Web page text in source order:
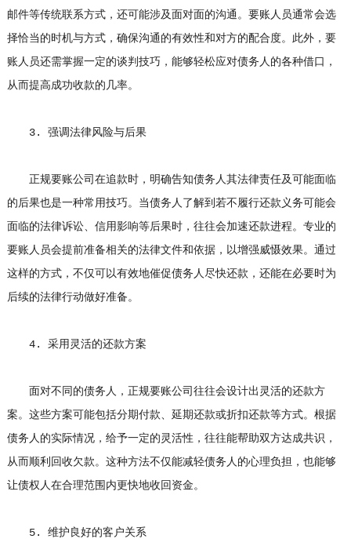
邮件等传统联系方式，还可能涉及面对面的沟通。要账人员通常会选
择恰当的时机与方式，确保沟通的有效性和对方的配合度。此外，要
账人员还需掌握一定的谈判技巧，能够轻松应对债务人的各种借口，
从而提高成功收款的几率。
3. 强调法律风险与后果
正规要账公司在追款时，明确告知债务人其法律责任及可能面临
的后果也是一种常用技巧。当债务人了解到若不履行还款义务可能会
面临的法律诉讼、信用影响等后果时，往往会加速还款进程。专业的
要账人员会提前准备相关的法律文件和依据，以增强威慑效果。通过
这样的方式，不仅可以有效地催促债务人尽快还款，还能在必要时为
后续的法律行动做好准备。
4. 采用灵活的还款方案
面对不同的债务人，正规要账公司往往会设计出灵活的还款方
案。这些方案可能包括分期付款、延期还款或折扣还款等方式。根据
债务人的实际情况，给予一定的灵活性，往往能帮助双方达成共识，
从而顺利回收欠款。这种方法不仅能减轻债务人的心理负担，也能够
让债权人在合理范围内更快地收回资金。
5. 维护良好的客户关系